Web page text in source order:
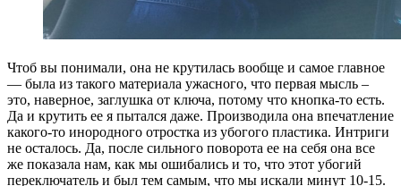
Чтоб вы понимали, она не крутилась вообще и самое главное
— была из такого материала ужасного, что первая мысль –
это, наверное, заглушка от ключа, потому что кнопка-то есть.
Да и крутить ее я пытался даже. Производила она впечатление
какого-то инородного отростка из убогого пластика. Интриги
не осталось. Да, после сильного поворота ее на себя она все
же показала нам, как мы ошибались и то, что этот убогий
переключатель и был тем самым, что мы искали минут 10-15.